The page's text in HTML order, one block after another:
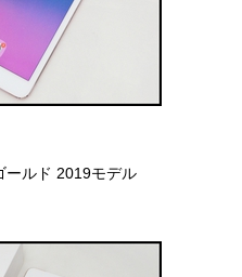
ールド 2019モデル